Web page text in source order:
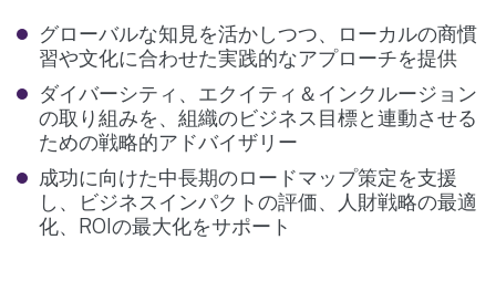
グローバルな知見を活かしつつ、ローカルの商慣
習や文化に合わせた実践的なアプローチを提供
ダイバーシティ、エクイティ＆インクルージョン
の取り組みを、組織のビジネス目標と連動させる
ための戦略的アドバイザリー
成功に向けた中長期のロードマップ策定を支援
し、ビジネスインパクトの評価、人財戦略の最適
化、ROIの最大化をサポート